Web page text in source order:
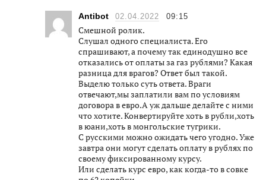
Antibot 02.04.2022 09:15
Смешной ролик.
Слушал одного специалиста. Его
спрашивают, а почему так единодушно все
отказались от оплаты за газ рублями? Какая
разница для врагов? Ответ был такой.
Выделю только суть ответа. Враги
отвечают,мы заплатили вам по условиям
договора в евро.А уж дальше делайте с ними
что хотите. Конвертируйте хоть в рубли,хоть
в юани,хоть в монгольские тугрики.
С русскими можно ожидать чего угодно. Уже
завтра они могут сделать оплату в рублях по
своему фиксированному курсу.
Или сделать курс евро, как когда-то в совке